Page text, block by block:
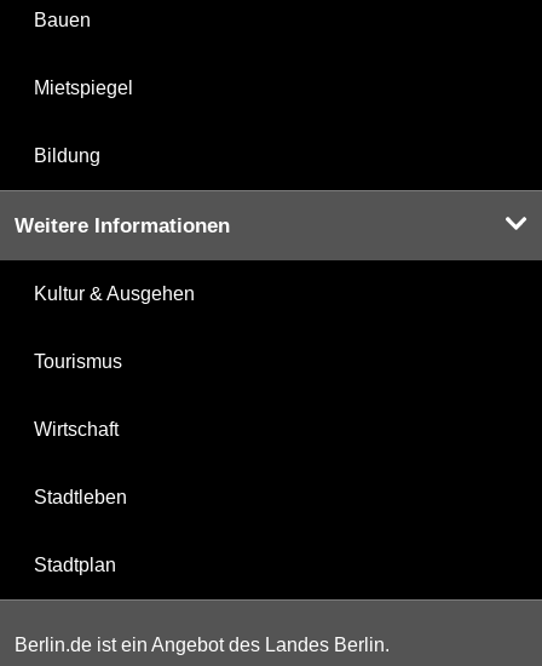
Bauen
Mietspiegel
Bildung
Weitere Informationen
Kultur & Ausgehen
Tourismus
Wirtschaft
Stadtleben
Stadtplan
Berlin.de ist ein Angebot des Landes Berlin.